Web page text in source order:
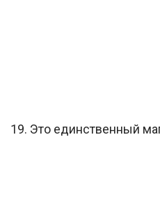
19. Это единственный